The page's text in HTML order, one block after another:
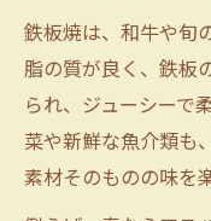
鉄板焼は、和牛や旬
脂の質が良く、鉄板
られ、ジューシーで
菜や新鮮な魚介類も
素材そのものの味を